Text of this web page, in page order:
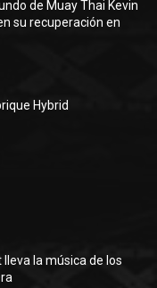
de Muay Thai Kevin
su recuperación en
Hybrid
lleva la música de los